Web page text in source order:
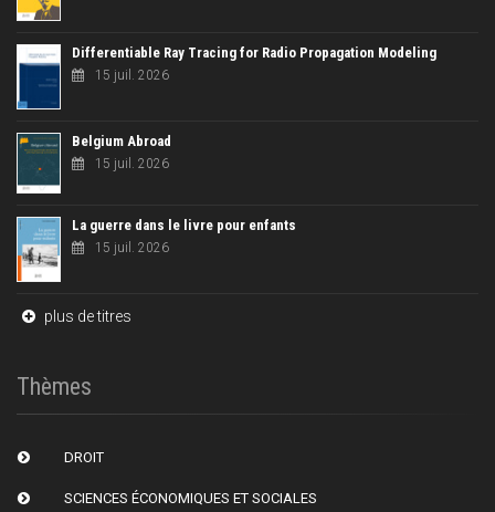
Differentiable Ray Tracing for Radio Propagation Modeling
15 juil. 2026
Belgium Abroad
15 juil. 2026
La guerre dans le livre pour enfants
15 juil. 2026
plus de titres
Thèmes
DROIT
SCIENCES ÉCONOMIQUES ET SOCIALES